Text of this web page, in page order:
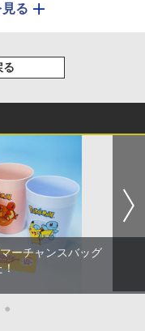
る
る
ーチャンスバッグ
！
●